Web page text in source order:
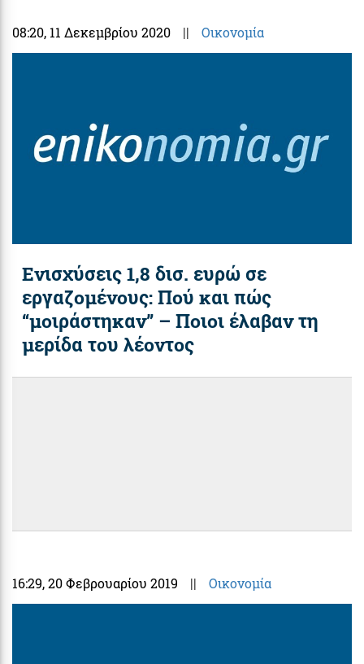
08:20, 11 Δεκεμβρίου 2020 || Οικονομία
Ενισχύσεις 1,8 δισ. ευρώ σε
εργαζομένους: Πού και πώς
“μοιράστηκαν” – Ποιοι έλαβαν τη
μερίδα του λέοντος
16:29, 20 Φεβρουαρίου 2019 || Οικονομία